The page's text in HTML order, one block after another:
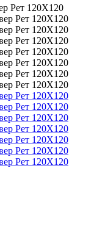
Рет 120X120